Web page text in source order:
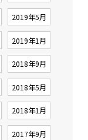
2019年5月
2019年1月
2018年9月
2018年5月
2018年1月
2017年9月